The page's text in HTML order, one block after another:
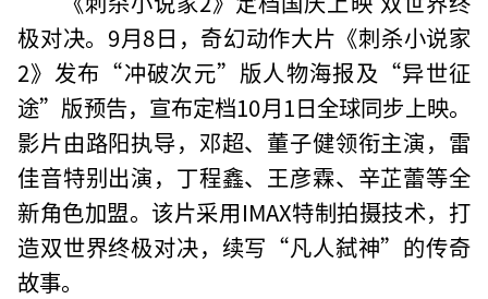
极对决。9月8日，奇幻动作大片《刺杀小说家
2》发布“冲破次元”版人物海报及“异世征
途”版预告，宣布定档10月1日全球同步上映。
影片由路阳执导，邓超、董子健领衔主演，雷
佳音特别出演，丁程鑫、王彦霖、辛芷蕾等全
新角色加盟。该片采用IMAX特制拍摄技术，打
造双世界终极对决，续写“凡人弑神”的传奇
故事。